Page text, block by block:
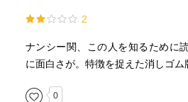
2
ナンシー関、この人を知るために
に面白さが。特徴を捉えた消しゴム
0